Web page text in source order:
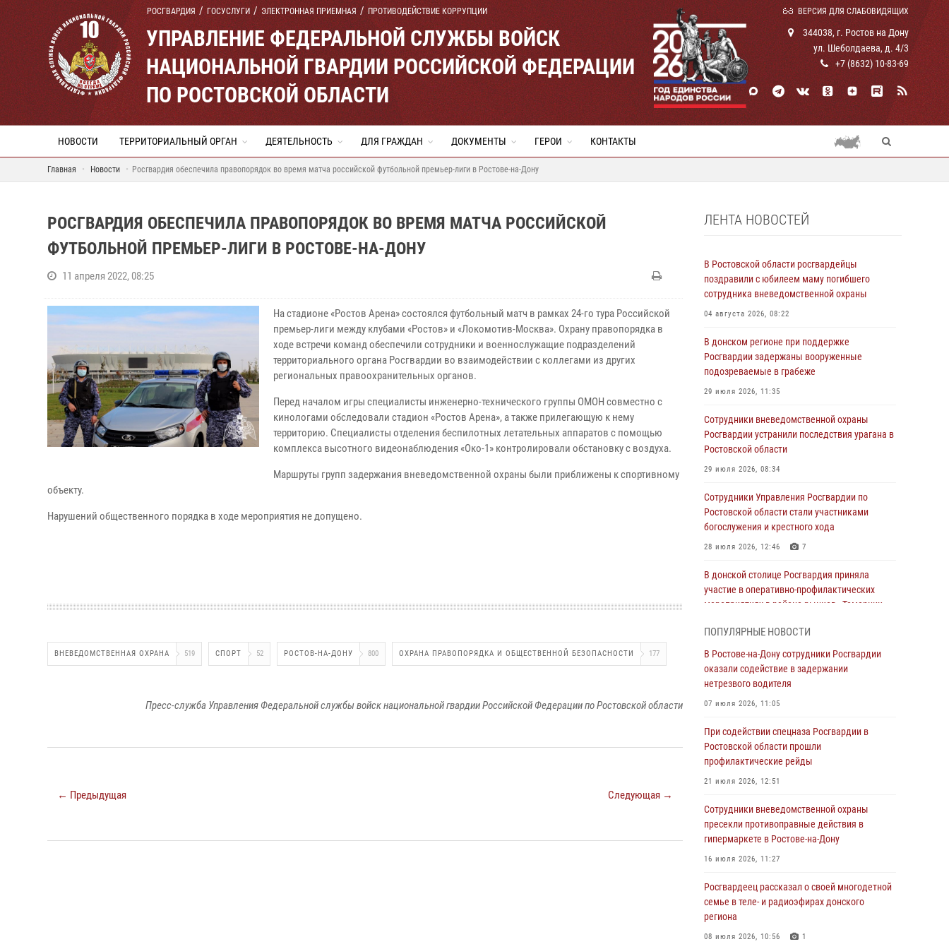
РОСГВАРДИЯ ГОСУСЛУГИ ЭЛЕКТРОННАЯ ПРИЕМНАЯ ПРОТИВОДЕЙСТВИЕ КОРРУПЦИИ ВЕРСИЯ ДЛЯ СЛАБОВИДЯЩИХ
УПРАВЛЕНИЕ ФЕДЕРАЛЬНОЙ СЛУЖБЫ ВОЙСК
НАЦИОНАЛЬНОЙ ГВАРДИИ РОССИЙСКОЙ ФЕДЕРАЦИИ
ПО РОСТОВСКОЙ ОБЛАСТИ
344038, г. Ростов на Дону
ул. Шеболдаева, д. 4/3
+7 (8632) 10-83-69
НОВОСТИ ТЕРРИТОРИАЛЬНЫЙ ОРГАН ДЕЯТЕЛЬНОСТЬ ДЛЯ ГРАЖДАН ДОКУМЕНТЫ ГЕРОИ КОНТАКТЫ
Главная Новости Росгвардия обеспечила правопорядок во время матча российской футбольной премьер-лиги в Ростове-на-Дону
РОСГВАРДИЯ ОБЕСПЕЧИЛА ПРАВОПОРЯДОК ВО ВРЕМЯ МАТЧА РОССИЙСКОЙ
ФУТБОЛЬНОЙ ПРЕМЬЕР-ЛИГИ В РОСТОВЕ-НА-ДОНУ
11 апреля 2022, 08:25
На стадионе «Ростов Арена» состоялся футбольный матч в рамках 24-го тура Российской
премьер-лиги между клубами «Ростов» и «Локомотив-Москва». Охрану правопорядка в
ходе встречи команд обеспечили сотрудники и военнослужащие подразделений
территориального органа Росгвардии во взаимодействии с коллегами из других
региональных правоохранительных органов.
Перед началом игры специалисты инженерно-технического группы ОМОН совместно с
кинологами обследовали стадион «Ростов Арена», а также прилегающую к нему
территорию. Специалисты отделения беспилотных летательных аппаратов с помощью
комплекса высотного видеонаблюдения «Око-1» контролировали обстановку с воздуха.
Маршруты групп задержания вневедомственной охраны были приближены к спортивному
объекту.
Нарушений общественного порядка в ходе мероприятия не допущено.
ВНЕВЕДОМСТВЕННАЯ ОХРАНА 519 СПОРТ 52 РОСТОВ-НА-ДОНУ 800 ОХРАНА ПРАВОПОРЯДКА И ОБЩЕСТВЕННОЙ БЕЗОПАСНОСТИ 177
Пресс-служба Управления Федеральной службы войск национальной гвардии Российской Федерации по Ростовской области
← Предыдущая Следующая →
ЛЕНТА НОВОСТЕЙ
В Ростовской области росгвардейцы
поздравили с юбилеем маму погибшего
сотрудника вневедомственной охраны
04 августа 2026, 08:22
В донском регионе при поддержке
Росгвардии задержаны вооруженные
подозреваемые в грабеже
29 июля 2026, 11:35
Сотрудники вневедомственной охраны
Росгвардии устранили последствия урагана в
Ростовской области
29 июля 2026, 08:34
Сотрудники Управления Росгвардии по
Ростовской области стали участниками
богослужения и крестного хода
28 июля 2026, 12:46 7
В донской столице Росгвардия приняла
участие в оперативно-профилактических
мероприятиях в районе рынков «Темерник»
Росгвардейцы из Ростовской области
приняли участие в молебне в честь небесного
покровителя князя Владимира и Крещения
При содействии спецназа Росгвардии в
Ростовской области прошли
В Ростовской области экипаж
вневедомственной охраны задержал
17 июля 2026, 07:24
Сотрудники вневедомственной охраны
пресекли противоправные действия в
ПОПУЛЯРНЫЕ НОВОСТИ
В Ростове-на-Дону сотрудники Росгвардии
оказали содействие в задержании
нетрезвого водителя
07 июля 2026, 11:05
При содействии спецназа Росгвардии в
Ростовской области прошли
профилактические рейды
21 июля 2026, 12:51
Сотрудники вневедомственной охраны
пресекли противоправные действия в
гипермаркете в Ростове-на-Дону
16 июля 2026, 11:27
Росгвардеец рассказал о своей многодетной
семье в теле- и радиоэфирах донского
региона
08 июля 2026, 10:56 1